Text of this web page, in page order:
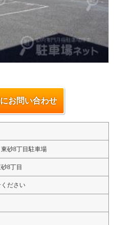
お問い合わせ
東砂8丁目駐車場
8丁目
ださい